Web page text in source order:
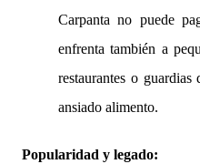
Carpanta no puede
enfrenta también a
restaurantes o
ansiado alimento.
Popularidad y legado: